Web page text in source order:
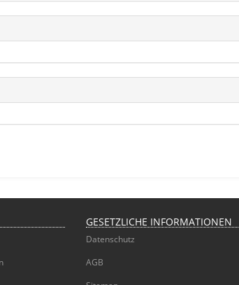
GESETZLICHE INFORMATIONEN
Datenschutz
AGB